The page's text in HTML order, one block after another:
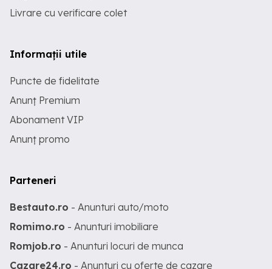
Livrare cu verificare colet
Informații utile
Puncte de fidelitate
Anunț Premium
Abonament VIP
Anunț promo
Parteneri
Bestauto.ro - Anunturi auto/moto
Romimo.ro - Anunturi imobiliare
Romjob.ro - Anunturi locuri de munca
Cazare24.ro - Anunturi cu oferte de cazare